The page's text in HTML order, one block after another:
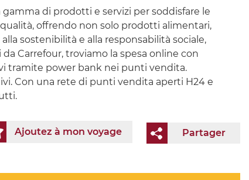
di prodotti e servizi per soddisfare le
offrendo non solo prodotti alimentari,
sostenibilità e alla responsabilità sociale,
Carrefour, troviamo la spesa online con
tramite power bank nei punti vendita.
Con una rete di punti vendita aperti H24 e
Partager
Ajoutez à mon voyage